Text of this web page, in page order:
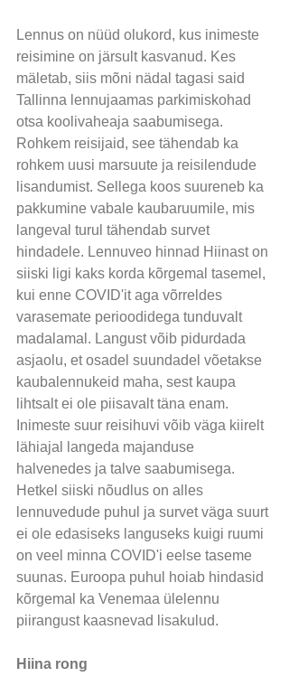
Lennus on nüüd olukord, kus inimeste
reisimine on järsult kasvanud. Kes
mäletab, siis mõni nädal tagasi said
Tallinna lennujaamas parkimiskohad
otsa koolivaheaja saabumisega.
Rohkem reisijaid, see tähendab ka
rohkem uusi marsuute ja reisilendude
lisandumist. Sellega koos suureneb ka
pakkumine vabale kaubaruumile, mis
langeval turul tähendab survet
hindadele. Lennuveo hinnad Hiinast on
siiski ligi kaks korda kõrgemal tasemel,
kui enne COVID'it aga võrreldes
varasemate perioodidega tunduvalt
madalamal. Langust võib pidurdada
asjaolu, et osadel suundadel võetakse
kaubalennukeid maha, sest kaupa
lihtsalt ei ole piisavalt täna enam.
Inimeste suur reisihuvi võib väga kiirelt
lähiajal langeda majanduse
halvenedes ja talve saabumisega.
Hetkel siiski nõudlus on alles
lennuvedude puhul ja survet väga suurt
ei ole edasiseks languseks kuigi ruumi
on veel minna COVID'i eelse taseme
suunas. Euroopa puhul hoiab hindasid
kõrgemal ka Venemaa ülelennu
piirangust kaasnevad lisakulud.
Hiina rong